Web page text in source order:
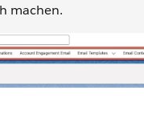
machen.